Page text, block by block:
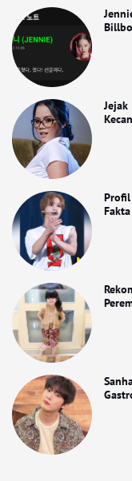
Jejak
Profil